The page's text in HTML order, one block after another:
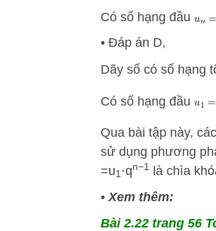
Có số hạng đầu
• Đáp án D,
Dãy số có số hạng
Có số hạng đầu
Qua bài tập này,
sử dụng phương
=u1 ⋅qn−1
là chìa
•Xem thêm:
Bài 2.22 trang 56